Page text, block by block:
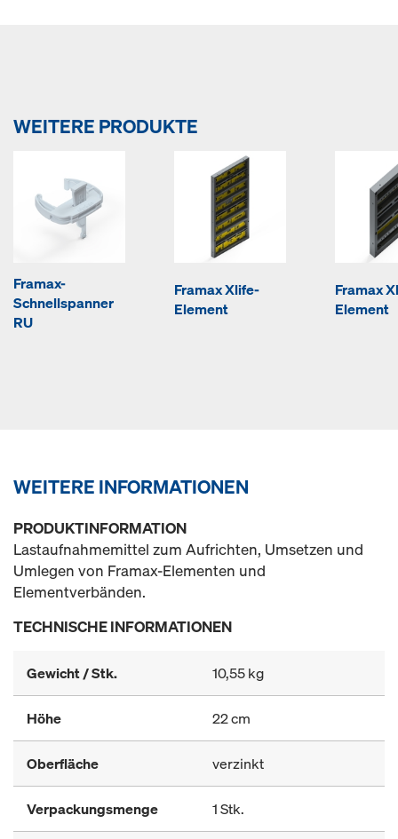
WEITERE PRODUKTE
Framax-
Schnellspanner
RU
Framax Xlife-
Element
Framax
Element
WEITERE INFORMATIONEN
PRODUKTINFORMATION
Lastaufnahmemittel zum Aufrichten, Umsetzen und
Umlegen von Framax-Elementen und
Elementverbänden.
TECHNISCHE INFORMATIONEN
Gewicht / Stk. 10,55 kg
Höhe 22 cm
Oberfläche verzinkt
Verpackungsmenge 1 Stk.